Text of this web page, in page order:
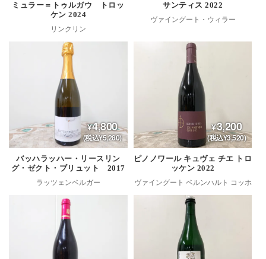
ミュラー＝トゥルガウ トロッ
ケン 2024
リンクリン
サンティス 2022
ヴァイングート・ウィラー
4,800
(税込¥5,280)
バッハラッハー・リースリン
グ・ゼクト・ブリュット 2017
ラッツェンベルガー
3,200
(税込¥3,520)
ピノノワール キュヴェ チエ トロ
ッケン 2022
ヴァイングート ベルンハルト コッホ